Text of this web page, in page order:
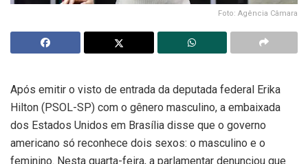
Foto: Agência Câmara
Após emitir o visto de entrada da deputada federal Erika
Hilton (PSOL-SP) com o gênero masculino, a embaixada
dos Estados Unidos em Brasília disse que o governo
americano só reconhece dois sexos: o masculino e o
feminino. Nesta quarta-feira, a parlamentar denunciou que